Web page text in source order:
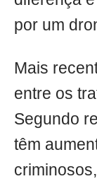
por um
Mais
entre os
Segundo
têm